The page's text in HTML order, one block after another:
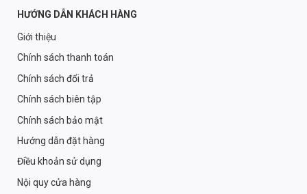
HƯỚNG DẪN KHÁCH HÀNG
Giới thiệu
Chính sách thanh toán
Chính sách đổi trả
Chính sách biên tập
Chính sách bảo mật
Hướng dẫn đặt hàng
Điều khoản sử dụng
Nội quy cửa hàng